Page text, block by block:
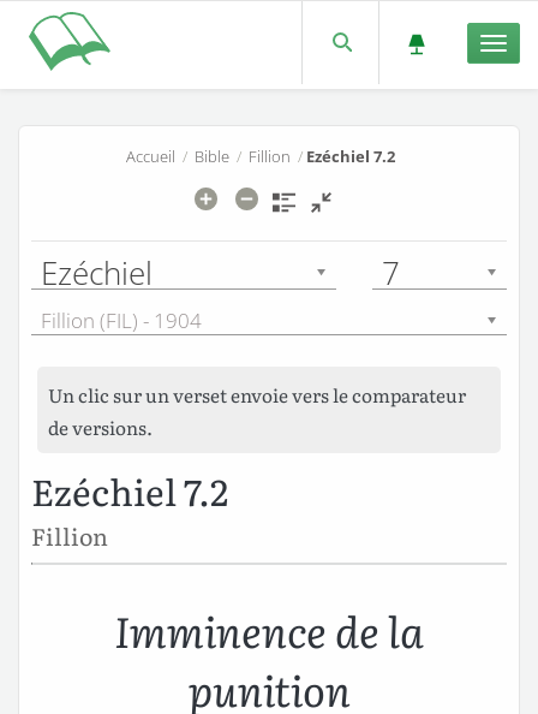
Accueil / Bible / Fillion / Ezéchiel 7.2
Ezéchiel 7
Fillion (FIL) - 1904
Un clic sur un verset envoie vers le comparateur
de versions.
Ezéchiel 7.2
Fillion
Imminence de la
punition